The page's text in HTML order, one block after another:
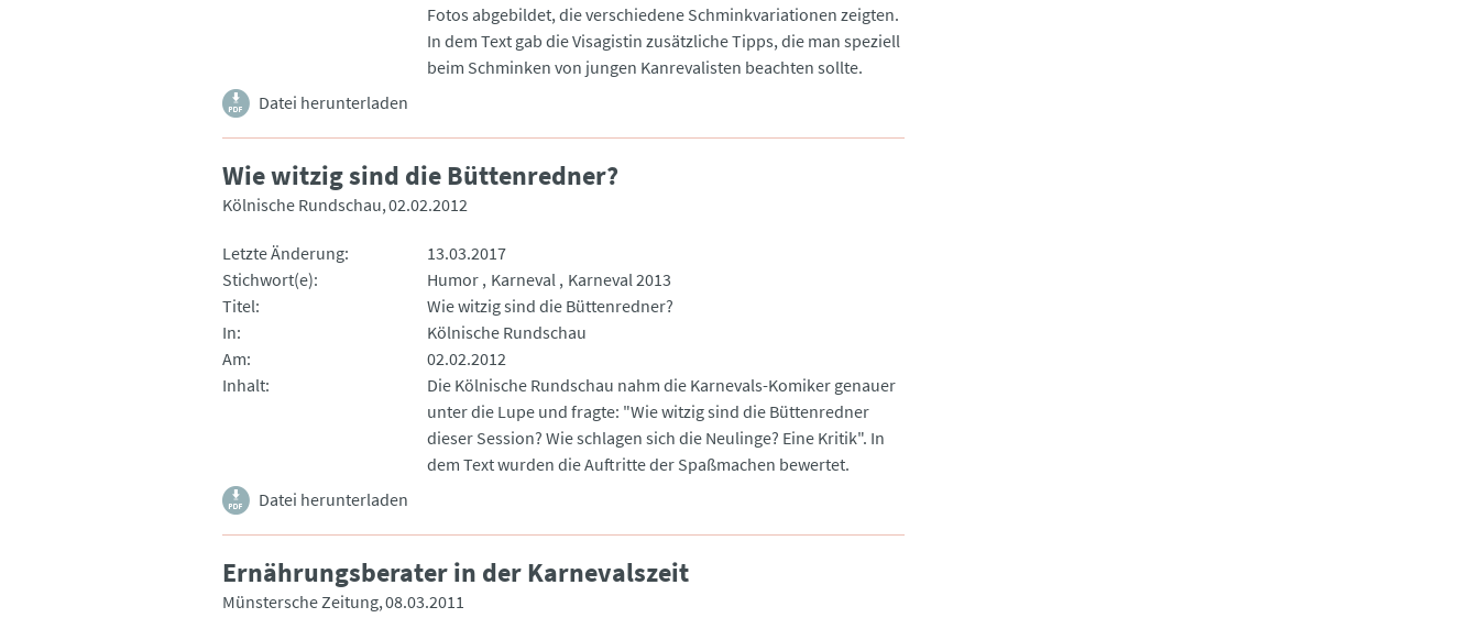
Fotos abgebildet, die verschiedene Schminkvariationen zeigten.
In dem Text gab die Visagistin zusätzliche Tipps, die man speziell
beim Schminken von jungen Kanrevalisten beachten sollte.
Datei herunterladen
Wie witzig sind die Büttenredner?
Kölnische Rundschau 02.02.2012
Letzte Änderung
13.03.2017
Stichwort(e)
Humor Karneval
Karneval 2013
Titel
Wie witzig sind die Büttenredner?
In
Kölnische Rundschau
Am
02.02.2012
Inhalt
Die Kölnische Rundschau nahm die Karnevals-Komiker genauer
unter die Lupe und fragte: "Wie witzig sind die Büttenredner
dieser Session? Wie schlagen sich die Neulinge? Eine Kritik". In
dem Text wurden die Auftritte der Spaßmachen bewertet.
Datei herunterladen
Ernährungsberater in der Karnevalszeit
Münstersche Zeitung 08.03.2011